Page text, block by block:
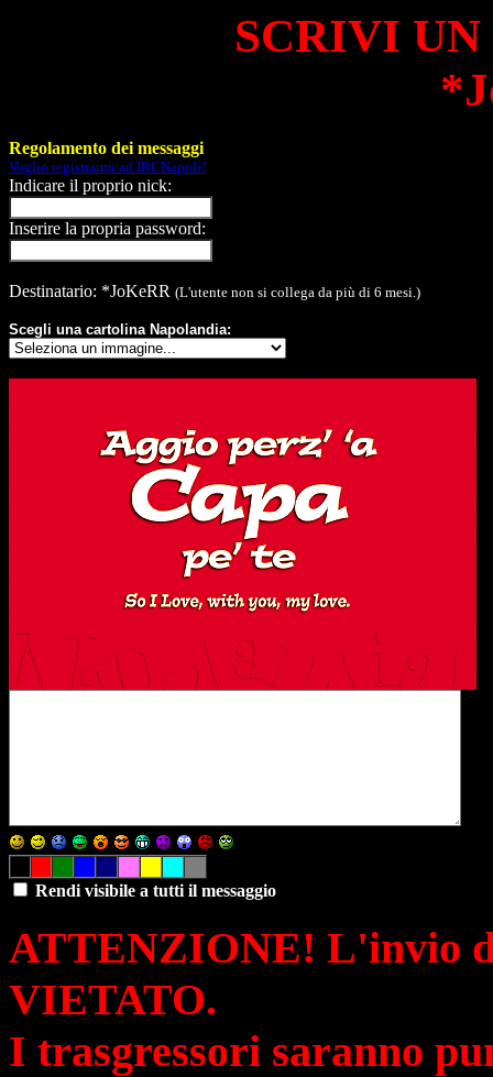
SCRIVI
Regolamento dei messaggi
Voglio registrarmi ad IRCNapoli!
Indicare il proprio nick:
Inserire la propria password:
Destinatario: *JoKeRR (L'utente non si collega da più di 6 mesi.)
Scegli una cartolina Napolandia:
Rendi visibile a tutti il messaggio
ATTENZIONE! L'invio
VIETATO.
I trasgressori saranno